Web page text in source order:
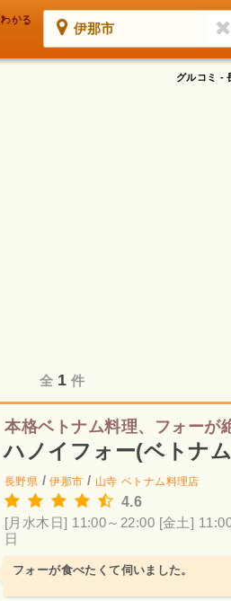
伊那市
グルコミ -
全 1 件
本格ベトナム料理、フォーが
ハノイフォー(ベトナ
長野県 /伊那市 / 山寺 ベトナム料理店
4.6
[月水木日] 11:00～22:00 [金土]
日
フォーが食べたくて伺いました。